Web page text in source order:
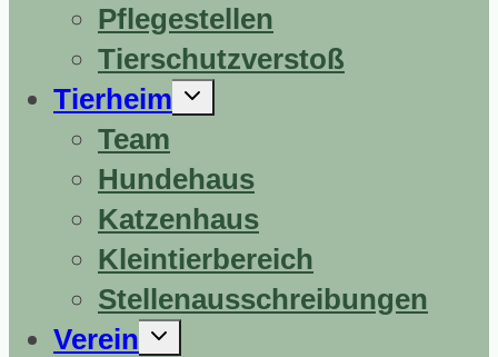
Pflegestellen
Tierschutzverstoß
Tierheim
Untermenü
erweitern
Team
Hundehaus
Katzenhaus
Kleintierbereich
Stellenausschreibungen
Verein
Untermenü
erweitern